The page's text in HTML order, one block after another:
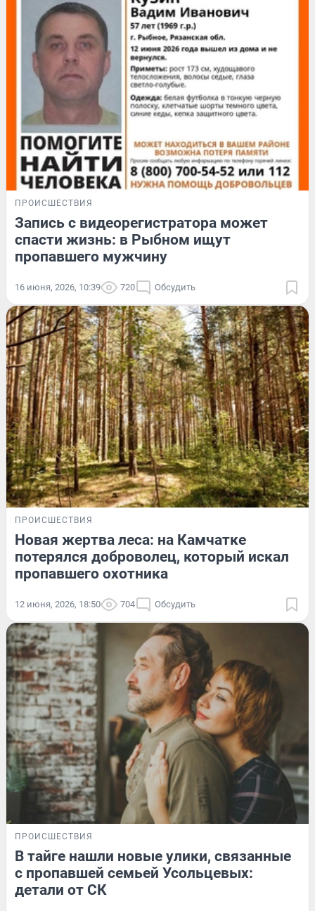
ПРОИСШЕСТВИЯ
Запись с видеорегистратора может
спасти жизнь: в Рыбном ищут
пропавшего мужчину
16 июня, 2026, 10:39 720 Обсудить
ПРОИСШЕСТВИЯ
Новая жертва леса: на Камчатке
потерялся доброволец, который искал
пропавшего охотника
12 июня, 2026, 18:50 704 Обсудить
ПРОИСШЕСТВИЯ
В тайге нашли новые улики, связанные
с пропавшей семьей Усольцевых:
детали от СК